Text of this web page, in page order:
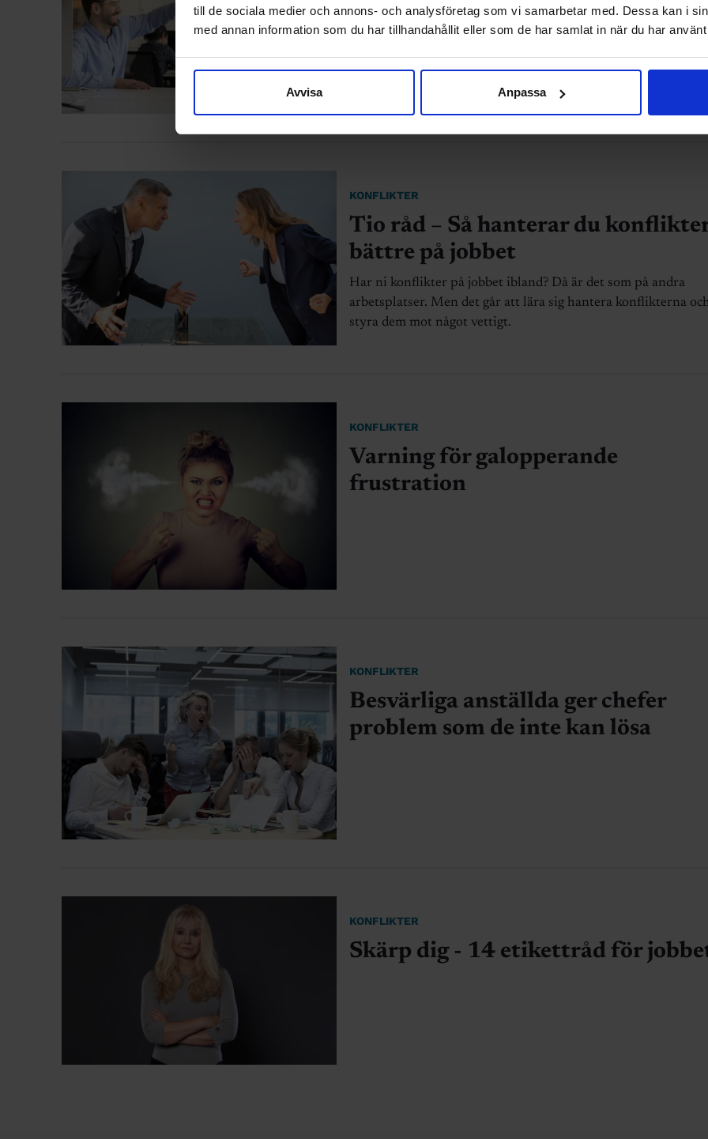
till de sociala medier och annons- och analysföretag som vi samarbetar med. Dessa kan i
med annan information som du har tillhandahållit eller som de har samlat in när du har
Avvisa Anpassa
kompisrelationer på jobbet
KONFLIKTER
Tio råd – Så hanterar du
bättre på jobbet
Har ni konflikter på jobbet ibland? Då är det som på andra
arbetsplatser. Men det går att lära sig hantera konflikterna
styra dem mot något vettigt.
KONFLIKTER
Varning för galopperande
frustration
KONFLIKTER
Besvärliga anställda ger chefer
problem som de inte kan lösa
KONFLIKTER
Skärp dig - 14 etikettråd för